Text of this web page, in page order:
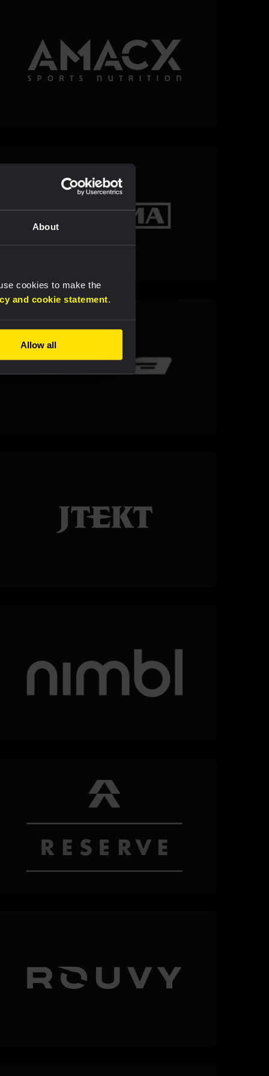
About
cookies to make the
and cookie statement.
Allow all